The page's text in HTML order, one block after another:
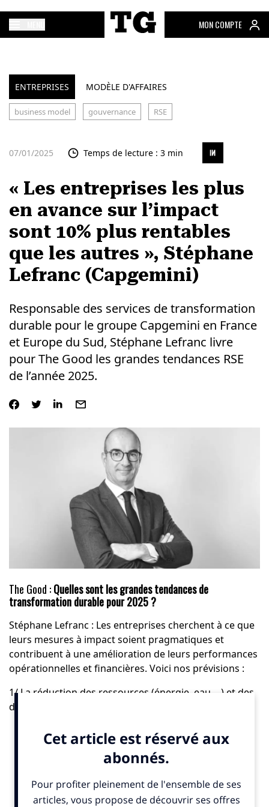
MON COMPTE
ENTREPRISES MODÈLE D'AFFAIRES
business model gouvernance RSE
07/01/2025 Temps de lecture : 3 min
« Les entreprises les plus
en avance sur l’impact
sont 10% plus rentables
que les autres », Stéphane
Lefranc (Capgemini)
Responsable des services de transformation
durable pour le groupe Capgemini en France
et Europe du Sud, Stéphane Lefranc livre
pour The Good les grandes tendances RSE
de l’année 2025.
The Good :Quelles sont les grandes tendances de
transformation durable pour 2025 ?
Stéphane Lefranc : Les entreprises cherchent à ce que
leurs mesures à impact soient pragmatiques et
contribuent à une amélioration de leurs performances
opérationnelles et financières. Voici nos prévisions :
1/ La réduction des ressources (énergie, eau,…) et des
déchets va s’accélérer ;
2/ Les produits et les services proposés au marché
évolueront afin d’améliorer leurs impacts sociaux et
environnementaux. Et ce, pour un bénéfice
l’image ;